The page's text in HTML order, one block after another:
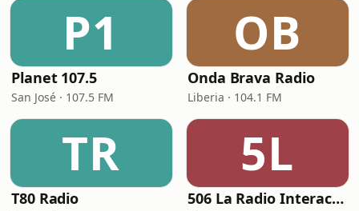
P1
Planet 107.5
San José · 107.5 FM
OB
Onda Brava Radio
Liberia · 104.1 FM
TR
T80 Radio
5L
506 La Radio Interactiva